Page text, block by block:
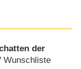
der
Wunschliste